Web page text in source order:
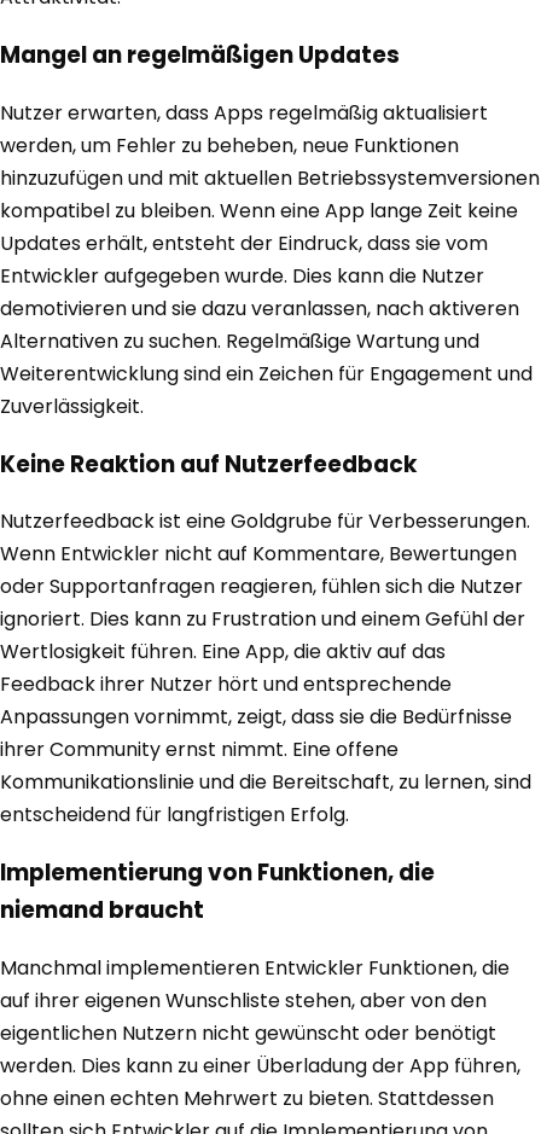
Mangel an regelmäßigen Updates
Nutzer erwarten, dass Apps regelmäßig aktualisiert
werden, um Fehler zu beheben, neue Funktionen
hinzuzufügen und mit aktuellen Betriebssystemversionen
kompatibel zu bleiben. Wenn eine App lange Zeit keine
Updates erhält, entsteht der Eindruck, dass sie vom
Entwickler aufgegeben wurde. Dies kann die Nutzer
demotivieren und sie dazu veranlassen, nach aktiveren
Alternativen zu suchen. Regelmäßige Wartung und
Weiterentwicklung sind ein Zeichen für Engagement und
Zuverlässigkeit.
Keine Reaktion auf Nutzerfeedback
Nutzerfeedback ist eine Goldgrube für Verbesserungen.
Wenn Entwickler nicht auf Kommentare, Bewertungen
oder Supportanfragen reagieren, fühlen sich die Nutzer
ignoriert. Dies kann zu Frustration und einem Gefühl der
Wertlosigkeit führen. Eine App, die aktiv auf das
Feedback ihrer Nutzer hört und entsprechende
Anpassungen vornimmt, zeigt, dass sie die Bedürfnisse
ihrer Community ernst nimmt. Eine offene
Kommunikationslinie und die Bereitschaft, zu lernen, sind
entscheidend für langfristigen Erfolg.
Implementierung von Funktionen, die
niemand braucht
Manchmal implementieren Entwickler Funktionen, die
auf ihrer eigenen Wunschliste stehen, aber von den
eigentlichen Nutzern nicht gewünscht oder benötigt
werden. Dies kann zu einer Überladung der App führen,
ohne einen echten Mehrwert zu bieten. Stattdessen